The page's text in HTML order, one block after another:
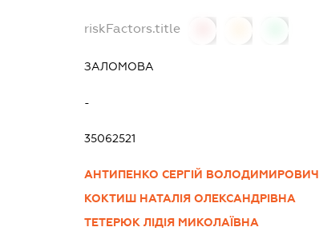
riskFactors.title
ЗАЛОМОВА
-
35062521
АНТИПЕНКО СЕРГІЙ ВОЛОДИМИРОВИЧ
КОКТИШ НАТАЛІЯ ОЛЕКСАНДРІВНА
ТЕТЕРЮК ЛІДІЯ МИКОЛАЇВНА